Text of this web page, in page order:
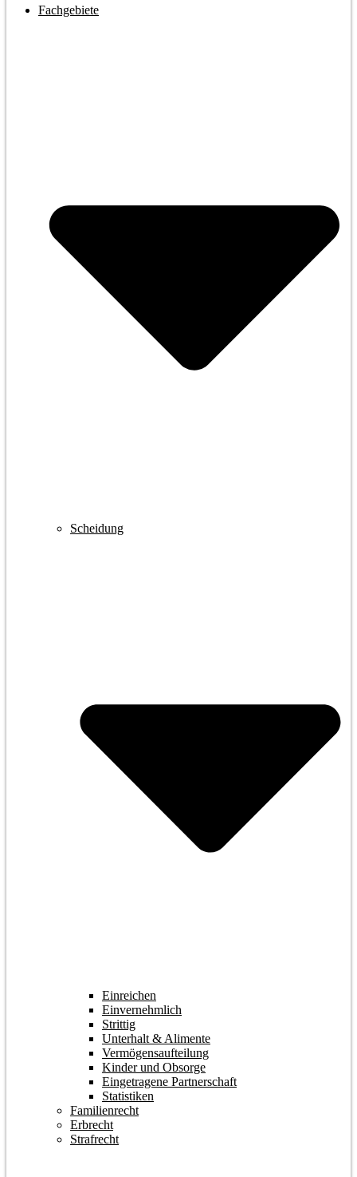
Fachgebiete
Scheidung
Einreichen
Einvernehmlich
Strittig
Unterhalt & Alimente
Vermögensaufteilung
Kinder und Obsorge
Eingetragene Partnerschaft
Statistiken
Familienrecht
Erbrecht
Strafrecht